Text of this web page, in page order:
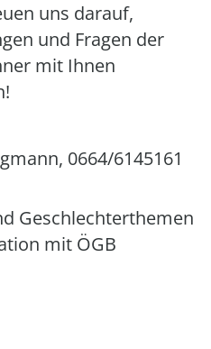
uns darauf,
und Fragen der
mit Ihnen
0664/6145161
Geschlechterthemen
mit ÖGB